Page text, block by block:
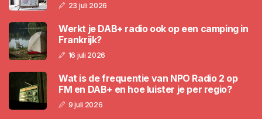
23 juli 2026
Werkt je DAB+ radio ook op een camping in
Frankrijk?
16 juli 2026
Wat is de frequentie van NPO Radio 2 op
FM en DAB+ en hoe luister je per regio?
9 juli 2026